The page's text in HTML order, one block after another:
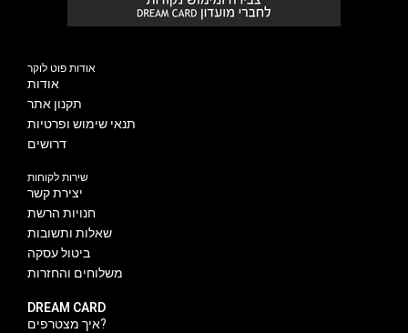
אודות פוט לוקר
אודות
תקנון אתר
תנאי שימוש ופרטיות
דרושים
שירות לקוחות
יצירת קשר
חנויות הרשת
שאלות ותשובות
ביטול עסקה
משלוחים והחזרות
DREAM CARD
איך מצטרפים?